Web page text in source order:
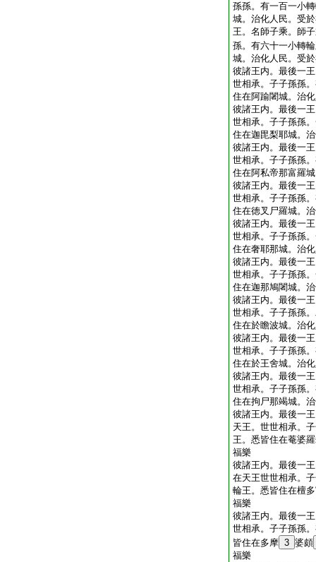
孫孫。有一百一小
城。治化人民。受
王。名師子乘。師
孫。有六十一小轉
城。治化人民。受
彼諸王内。最後一
世相承。子子孫孫
住在阿踰闍城。治
彼諸王内。最後一
世相承。子子孫孫
住在迦毘梨耶城。
彼諸王内。最後一
世相承。子子孫孫
住在阿私帝那富羅
彼諸王内。最後一
世相承。子子孫孫
住在徳叉尸羅城。
彼諸王内。最後一
世相承。子子孫孫
住在奢耶那城。治
彼諸王内。最後一
世相承。子子孫孫
住在迦那鳩闍城。
彼諸王内。最後一
世相承。子子孫孫
住在於瞻波城。治
彼諸王内。最後一
世相承。子子孫孫
住在於王舍城。治
彼諸王内。最後一
世相承。子子孫孫
住在拘尸那竭城。
彼諸王内。最後一
天王。世世相承。
王。悉皆住在菴婆
福樂
彼諸王内。最後一
在天王世世相承。
輪王。悉皆住在檀
福樂
彼諸王内。最後一
世相承。子子孫孫
皆住在多摩 3 婆頗
福樂